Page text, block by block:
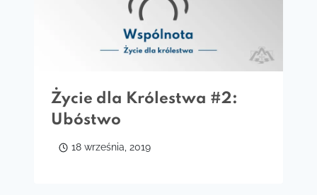
Życie dla Królestwa #2:
Ubóstwo
18 września, 2019